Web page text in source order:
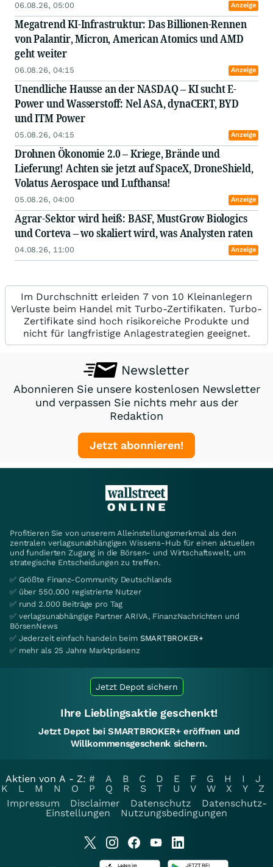
06.08.26, 05:00 Anzeige
Megatrend KI-Infrastruktur: Das Billionen-Rennen
von Palantir, Micron, American Atomics und AMD
geht weiter
06.08.26, 04:15 Anzeige
Unendliche Hausse an der NASDAQ – KI sucht E-
Power und Wasserstoff: Nel ASA, dynaCERT, BYD
und ITM Power
05.08.26, 04:15 Anzeige
Drohnen Ökonomie 2.0 – Kriege, Brände und
Lieferung! Achten sie jetzt auf SpaceX, DroneShield,
Volatus Aerospace und Lufthansa!
05.08.26, 04:00 Anzeige
Agrar-Sektor wird heiß: BASF, MustGrow Biologics
und Corteva – wo skaliert wird, was Analysten raten
04.08.26, 11:00 Anzeige
Im Durchschnitt erleiden 7 von 10 Kleinanlegern
Verluste beim Handel mit Turbo-Zertifikaten. Turbo-
Zertifikate sind hoch risikoreiche Produkte und
nicht für langfristige Anlagestrategien geeignet.
Newsletter
Abonnieren Sie unsere kostenlosen Newsletter
und verpassen Sie nichts mehr aus der
Redaktion
Jetzt abonnieren!
Profitieren Sie von unserem Alleinstellungsmerkmal als den
zentralen verlagsunabhängigen Wissens-Hub für einen aktuellen
und fundierten Zugang in die Börsen- und Wirtschaftswelt, um
strategische Entscheidungen zu treffen.
✅ Größte Finanz-Community Deutschlands
✅ über 550.000 registrierte Nutzer
✅ rund 2.000 Beiträge pro Tag
✅ verlagsunabhängige Partner ARIVA, FinanzNachrichten und
BörsenNews
✅ Jederzeit einfach handeln beim SMARTBROKER+
✅ mehr als 25 Jahre Marktpräsenz
Jetzt Depot sichern
Ihre Lieblingsaktie geschenkt!
Jetzt Depot bei SMARTBROKER+ eröffnen und
Willkommensgeschenk sichern.
Aktien von A - Z: # A B C D E F G H I
J
K
L M N O P Q R S T U V W X Y
Z
Impressum
Disclaimer Datenschutz
Datenschutz-
Einstellungen
Nutzungsbedingungen